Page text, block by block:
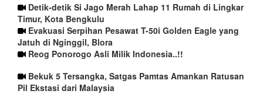
Detik-detik Si Jago Merah Lahap 11 Rumah di Lingkar
Timur, Kota Bengkulu
Evakuasi Serpihan Pesawat T-50i Golden Eagle yang
Jatuh di Nginggil, Blora
Reog Ponorogo Asli Milik Indonesia..!!
Bekuk 5 Tersangka, Satgas Pamtas Amankan Ratusan
Pil Ekstasi dari Malaysia